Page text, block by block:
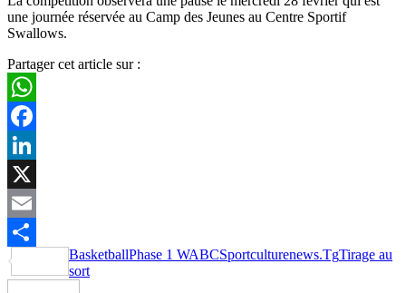
une journée réservée au Camp des Jeunes au Centre Sportif
Swallows.
Partager cet article sur :
WhatsApp
Facebook
LinkedIn
X
Email
Partager
BasketballPhase 1 WABCSportculturenews.TgTirage au
sort